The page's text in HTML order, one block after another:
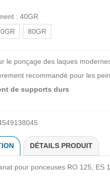
: 40GR
80GR
le ponçage des laques
recommandé pour les
de supports durs
DÉTAILS PRODUIT
pour ponceuses RO 125, ES